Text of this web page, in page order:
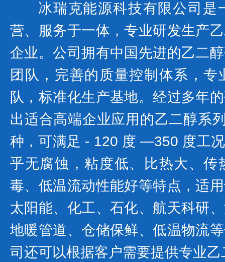
冰瑞克能源科技有限公司是
营、服务于一体，专业研发生产
企业。公司拥有中国先进的乙二
团队，完善的质量控制体系，
队，标准化生产基地。经过多年
出适合高端企业应用的乙二醇系
种，可满足 - 120 度 —350 度工
乎无腐蚀，粘度低、比热大、传
毒、低温流动性能好等特点，适
太阳能、化工、石化、航天科研
地暖管道、仓储保鲜、低温物流
司还可以根据客户需要提供专业